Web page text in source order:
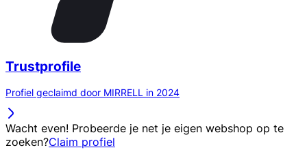
Trustprofile
Profiel geclaimd door MIRRELL in 2024
Wacht even! Probeerde je net je eigen webshop op te
zoeken?Claim profiel